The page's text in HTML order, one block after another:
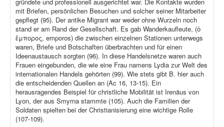
mit Briefen, persönlichen Besuchen und solcher seiner Mitarbeiter
gepflegt (95). Der antike Migrant war weder ohne Wurzeln noch
stand er am Rand der Gesellschaft. Es gab Wanderkaufleute, (ὁ
ἔμπορος, emporos) die zwischen einzelnen Stationen unterwegs
waren, Briefe und Botschaften überbrachten und für einen
Ideenaustausch sorgten (96). In diese Handelsnetze waren auch
Frauen eingebunden, die wie eine Frau namens Lydia zur Welt des
internationalen Handels gehörten (99). Wie stets gibt B. hier auch
die entscheidenden Quellen an (Ac 16, 13-15). Ein
herausragendes Beispiel für christliche Mobilität ist Irenäus von
Lyon, der aus Smyrna stammte (105). Auch die Familien der
Soldaten spielten bei der Christianisierung eine wichtige Rolle
(107-109).